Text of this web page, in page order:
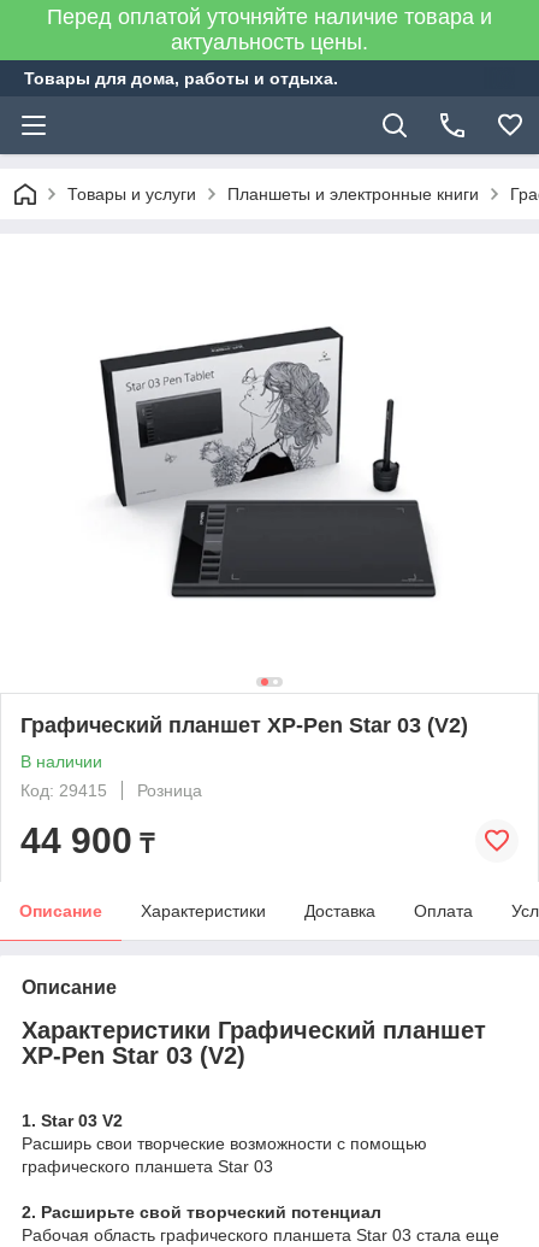
Перед оплатой уточняйте наличие товара и
актуальность цены.
Товары для дома, работы и отдыха.
Товары и услуги Планшеты и электронные книги
Графический планшет XP-Pen Star 03 (V2)
В наличии
Код: 29415
Розница
44 900 ₸
Описание Характеристики Доставка Оплата
Описание
Характеристики Графический планшет
XP-Pen Star 03 (V2)
1. Star 03 V2
Расширь свои творческие возможности с помощью
графического планшета Star 03
2. Расширьте свой творческий потенциал
Рабочая область графического планшета Star 03 стала еще